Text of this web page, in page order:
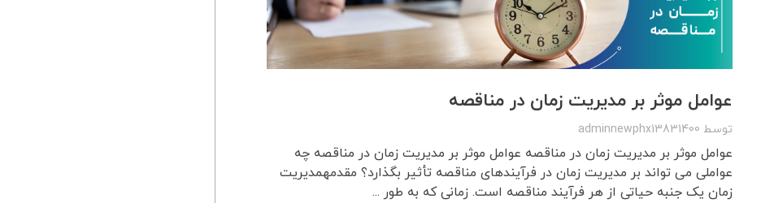
عوامل موثر بر مدیریت زمان در مناقصه
توسط adminnewphx13831400
عوامل موثر بر مدیریت زمان در مناقصه عوامل موثر بر مدیریت زمان در مناقصه چه
عواملی می تواند بر مدیریت زمان در فرآیندهای مناقصه تأثیر بگذارد؟ مقدمهمدیریت
زمان یک جنبه حیاتی از هر فرآیند مناقصه است. زمانی که به طور ...